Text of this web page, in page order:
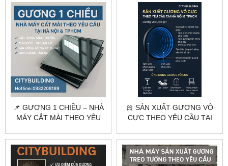
📌 GƯƠNG 1 CHIỀU – NHÀ
MÁY CẮT MÀI THEO YÊU
🎀 SẢN XUẤT GƯƠNG VÔ
CỰC THEO YÊU CẦU TẠI
CITYBUILDING